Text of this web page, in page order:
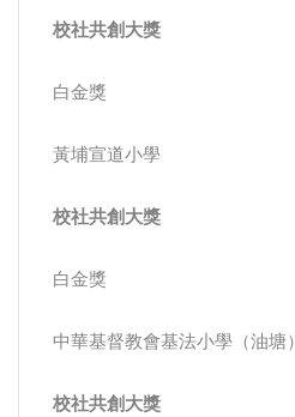
校社共創大獎
白金獎
黃埔宣道小學
校社共創大獎
白金獎
中華基督教會基法小學（油塘）
校社共創大獎